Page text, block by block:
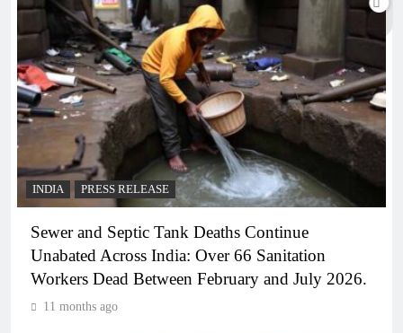
INDIA PRESS RELEASE
Sewer and Septic Tank Deaths Continue
Unabated Across India: Over 66 Sanitation
Workers Dead Between February and July 2026.
11 months ago